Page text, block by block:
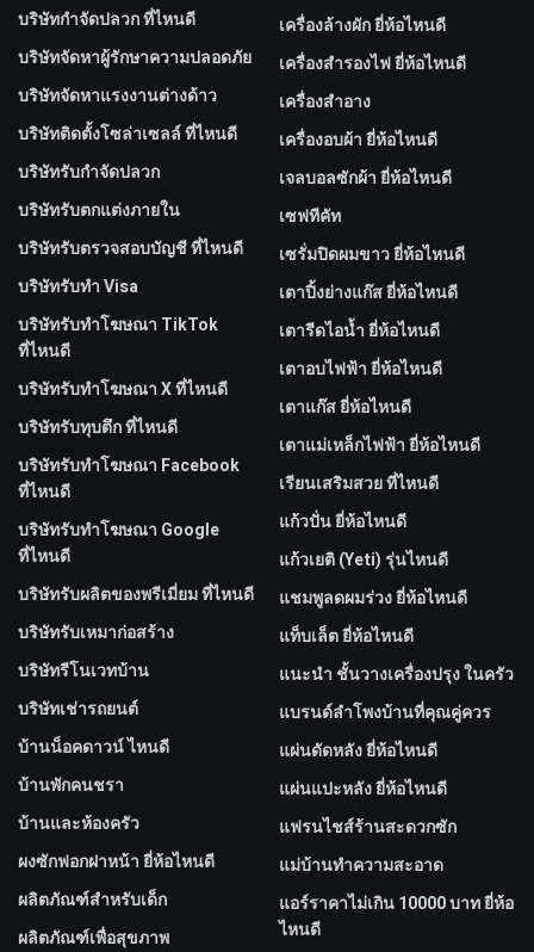
บริษัทกำจัดปลวก ที่ไหนดี
บริษัทจัดหาผู้รักษาความปลอดภัย
บริษัทจัดหาแรงงานต่างด้าว
บริษัทติดตั้งโซล่าเซลล์ ที่ไหนดี
บริษัทรับกำจัดปลวก
บริษัทรับตกแต่งภายใน
บริษัทรับตรวจสอบบัญชี ที่ไหนดี
บริษัทรับทำ Visa
บริษัทรับทำโฆษณา TikTok
ที่ไหนดี
บริษัทรับทำโฆษณา X ที่ไหนดี
บริษัทรับทุบตึก ที่ไหนดี
บริษัทรับทําโฆษณา Facebook
ที่ไหนดี
บริษัทรับทําโฆษณา Google
ที่ไหนดี
บริษัทรับผลิตของพรีเมี่ยม ที่ไหนดี
บริษัทรับเหมาก่อสร้าง
บริษัทรีโนเวทบ้าน
บริษัทเช่ารถยนต์
บ้านน็อคดาวน์ ไหนดี
บ้านพักคนชรา
บ้านและห้องครัว
ผงซักฟอกฝาหน้า ยี่ห้อไหนดี
ผลิตภัณฑ์สำหรับเด็ก
ผลิตภัณฑ์เพื่อสุขภาพ
เครื่องล้างผัก ยี่ห้อไหนดี
เครื่องสำรองไฟ ยี่ห้อไหนดี
เครื่องสำอาง
เครื่องอบผ้า ยี่ห้อไหนดี
เจลบอลซักผ้า ยี่ห้อไหนดี
เซฟทีคัท
เซรั่มปิดผมขาว ยี่ห้อไหนดี
เตาปิ้งย่างแก๊ส ยี่ห้อไหนดี
เตารีดไอน้ำ ยี่ห้อไหนดี
เตาอบไฟฟ้า ยี่ห้อไหนดี
เตาแก๊ส ยี่ห้อไหนดี
เตาแม่เหล็กไฟฟ้า ยี่ห้อไหนดี
เรียนเสริมสวย ที่ไหนดี
แก้วปั่น ยี่ห้อไหนดี
แก้วเยติ (Yeti) รุ่นไหนดี
แชมพูลดผมร่วง ยี่ห้อไหนดี
แท็บเล็ต ยี่ห้อไหนดี
แนะนำ ชั้นวางเครื่องปรุง ในครัว
แบรนด์ลำโพงบ้านที่คุณคู่ควร
แผ่นดัดหลัง ยี่ห้อไหนดี
แผ่นแปะหลัง ยี่ห้อไหนดี
แฟรนไชส์ร้านสะดวกซัก
แม่บ้านทำความสะอาด
แอร์ราคาไม่เกิน 10000 บาท ยี่ห้อ
ไหนดี